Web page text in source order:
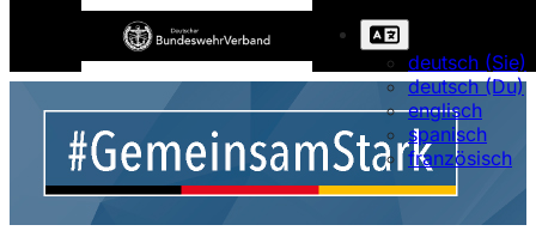
deutsch (Sie)
deutsch (Du)
englisch
spanisch
französisch